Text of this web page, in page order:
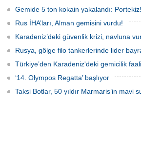
Gemide 5 ton kokain yakalandı: Portekiz!
Rus İHA’ları, Alman gemisini vurdu!
Karadeniz’deki güvenlik krizi, navluna
Rusya, gölge filo tankerlerinde lider
Türkiye’den Karadeniz'deki gemicilik
‘14. Olympos Regatta’ başlıyor
Taksi Botlar, 50 yıldır Marmaris’in mavi